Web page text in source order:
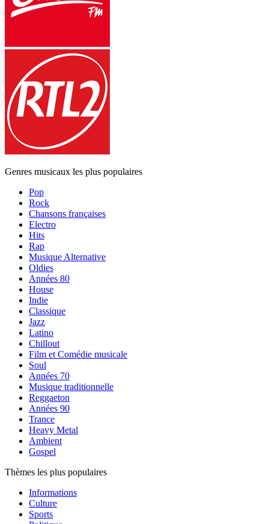
Genres musicaux les plus populaires
Pop
Rock
Chansons françaises
Electro
Hits
Rap
Musique Alternative
Oldies
Années 80
House
Indie
Classique
Jazz
Latino
Chillout
Film et Comédie musicale
Soul
Années 70
Musique traditionnelle
Reggaeton
Années 90
Trance
Heavy Metal
Ambient
Gospel
Thèmes les plus populaires
Informations
Culture
Sports